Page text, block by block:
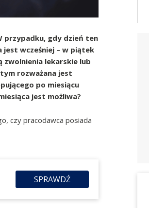
przypadku, gdy dzień ten
jest wcześniej – w piątek
zwolnienia lekarskie lub
rozważana jest
po miesiącu
jest możliwa?
czy pracodawca posiada
SPRAWDŹ